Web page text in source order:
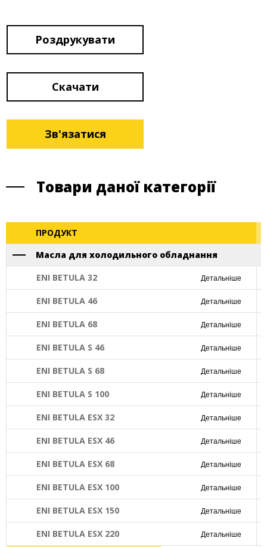
Роздрукувати
Скачати
Зв'язатися
Товари даної категорії
ПРОДУКТ
Масла для холодильного обладнання
ENI BETULA 32
Детальніше
ENI BETULA 46 Детальніше
ENI BETULA 68 Детальніше
ENI BETULA S 46 Детальніше
ENI BETULA S 68 Детальніше
ENI BETULA S 100 Детальніше
ENI BETULA ESX 32 Детальніше
ENI BETULA ESX 46 Детальніше
ENI BETULA ESX 68 Детальніше
ENI BETULA ESX 100 Детальніше
ENI BETULA ESX 150 Детальніше
ENI BETULA ESX 220 Детальніше